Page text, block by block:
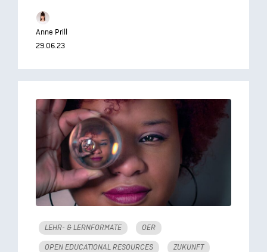
Anne Prill
29.06.23
LEHR- & LERNFORMATE OER
OPEN EDUCATIONAL RESOURCES ZUKUNFT